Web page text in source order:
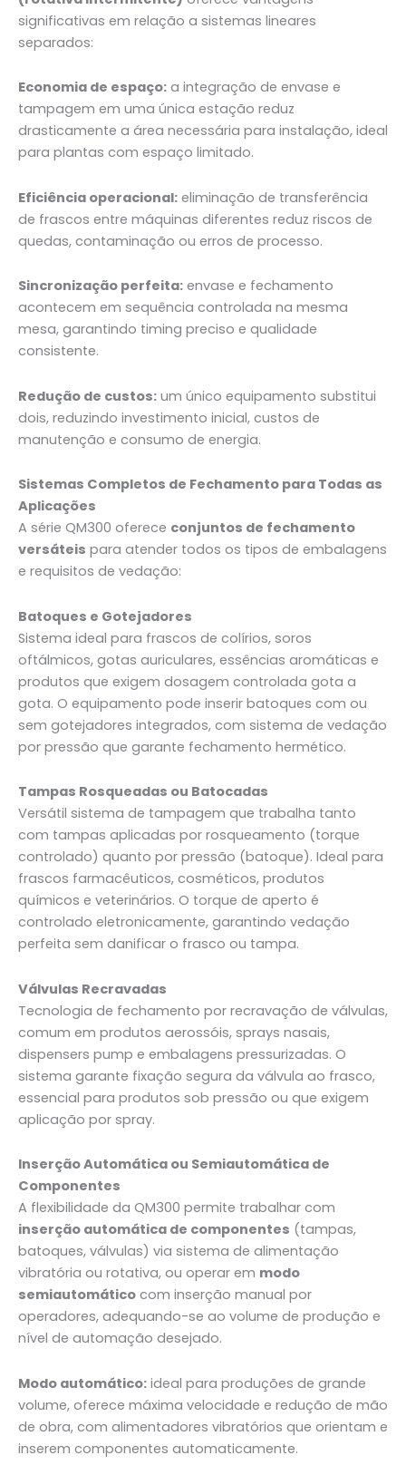
significativas em relação a sistemas lineares
separados:
Economia de espaço: a integração de envase e
tampagem em uma única estação reduz
drasticamente a área necessária para instalação, ideal
para plantas com espaço limitado.
Eficiência operacional: eliminação de transferência
de frascos entre máquinas diferentes reduz riscos de
quedas, contaminação ou erros de processo.
Sincronização perfeita: envase e fechamento
acontecem em sequência controlada na mesma
mesa, garantindo timing preciso e qualidade
consistente.
Redução de custos: um único equipamento substitui
dois, reduzindo investimento inicial, custos de
manutenção e consumo de energia.
Sistemas Completos de Fechamento para Todas as
Aplicações
A série QM300 oferece conjuntos de fechamento
versáteis para atender todos os tipos de embalagens
e requisitos de vedação:
Batoques e Gotejadores
Sistema ideal para frascos de colírios, soros
oftálmicos, gotas auriculares, essências aromáticas e
produtos que exigem dosagem controlada gota a
gota. O equipamento pode inserir batoques com ou
sem gotejadores integrados, com sistema de vedação
por pressão que garante fechamento hermético.
Tampas Rosqueadas ou Batocadas
Versátil sistema de tampagem que trabalha tanto
com tampas aplicadas por rosqueamento (torque
controlado) quanto por pressão (batoque). Ideal para
frascos farmacêuticos, cosméticos, produtos
químicos e veterinários. O torque de aperto é
controlado eletronicamente, garantindo vedação
perfeita sem danificar o frasco ou tampa.
Válvulas Recravadas
Tecnologia de fechamento por recravação de válvulas,
comum em produtos aerossóis, sprays nasais,
dispensers pump e embalagens pressurizadas. O
sistema garante fixação segura da válvula ao frasco,
essencial para produtos sob pressão ou que exigem
aplicação por spray.
Inserção Automática ou Semiautomática de
Componentes
A flexibilidade da QM300 permite trabalhar com
inserção automática de componentes (tampas,
batoques, válvulas) via sistema de alimentação
vibratória ou rotativa, ou operar em modo
semiautomático com inserção manual por
operadores, adequando-se ao volume de produção e
nível de automação desejado.
Modo automático: ideal para produções de grande
volume, oferece máxima velocidade e redução de mão
de obra, com alimentadores vibratórios que orientam e
inserem componentes automaticamente.